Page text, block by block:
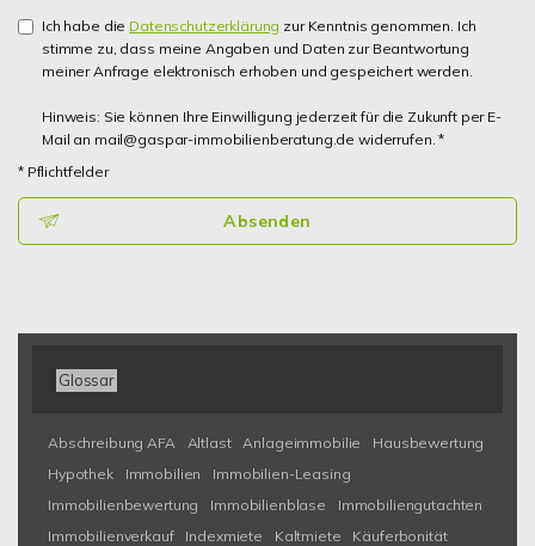
Ich habe die Datenschutzerklärung zur Kenntnis genommen. Ich
stimme zu, dass meine Angaben und Daten zur Beantwortung
meiner Anfrage elektronisch erhoben und gespeichert werden.
Hinweis: Sie können Ihre Einwilligung jederzeit für die Zukunft per E-
Mail an mail@gaspar-immobilienberatung.de widerrufen. *
* Pflichtfelder
Absenden
Glossar
Abschreibung AFA Altlast Anlageimmobilie
Hausbewertung
Hypothek
Immobilien
Immobilien-Leasing
Immobilienbewertung
Immobilienblase
Immobiliengutachten
Immobilienverkauf
Indexmiete Kaltmiete
Käuferbonität